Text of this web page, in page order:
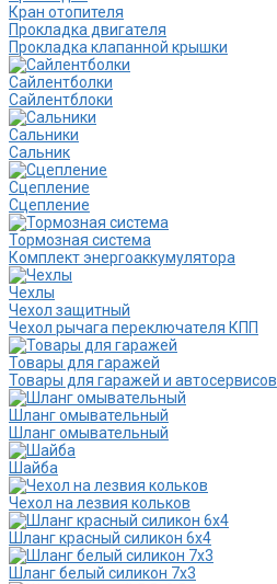
Кран отопителя
Прокладка двигателя
Прокладка клапанной крышки
Сайлентболки
Сайлентблоки
Сальники
Сальник
Сцепление
Сцепление
Тормозная система
Комплект энергоаккумулятора
Чехлы
Чехол защитный
Чехол рычага переключателя КПП
Товары для гаражей
Товары для гаражей и автосервисов
Шланг омывательный
Шланг омывательный
Шайба
Чехол на лезвия кольков
Шланг красный силикон 6х4
Шланг белый силикон 7х3